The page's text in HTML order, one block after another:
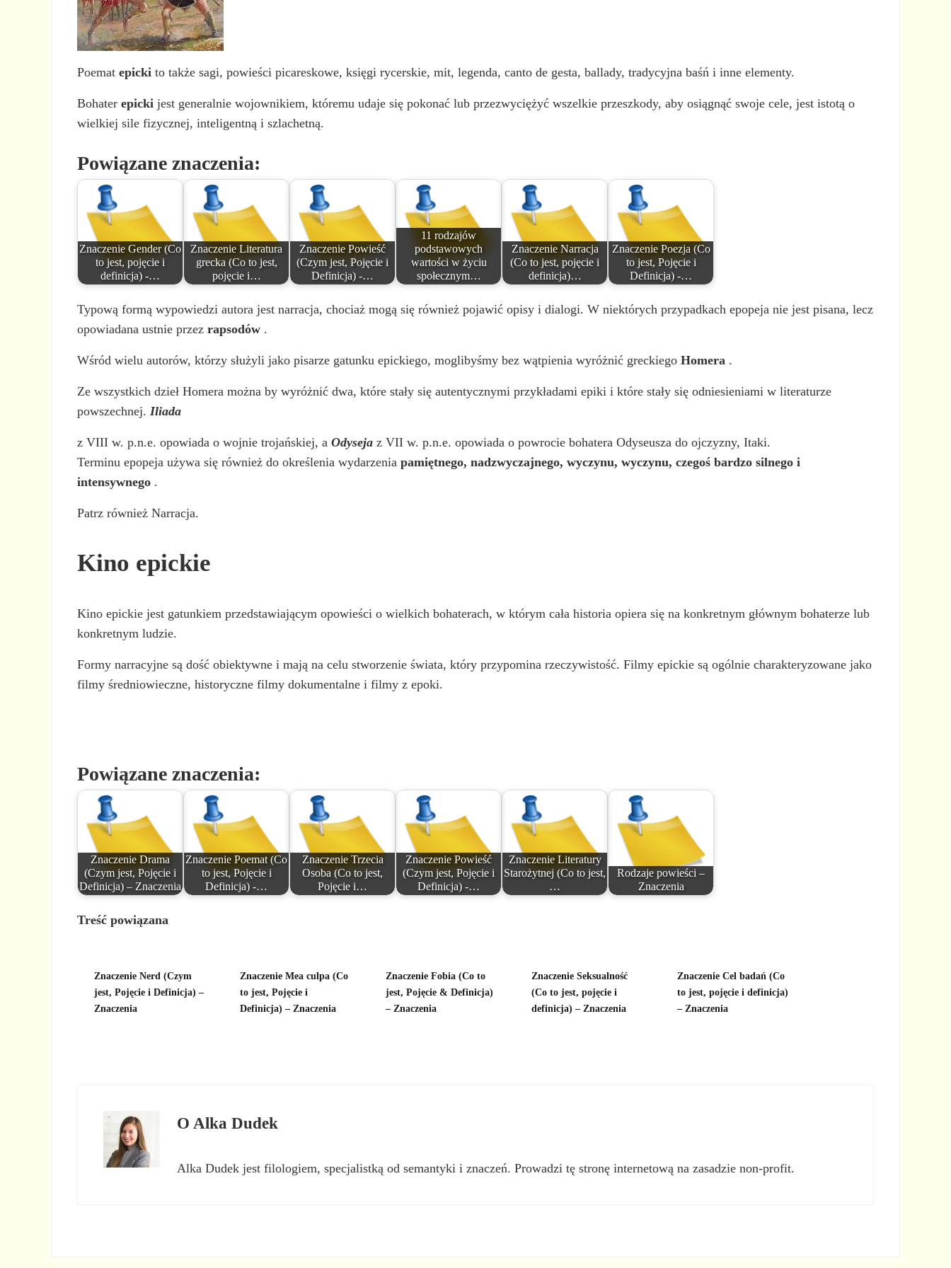
Poematepicki to także sagi, powieści picareskowe, księgi rycerskie, mit, legenda, canto de gesta, ballady, tradycyjna baśń i inne elementy.
Bohaterepicki jest generalnie wojownikiem, któremu udaje się pokonać lub przezwyciężyć wszelkie przeszkody, aby osiągnąć swoje cele, jest istotą o
wielkiej sile fizycznej, inteligentną i szlachetną.
Powiązane znaczenia:
Znaczenie Gender (Co
to jest, pojęcie i
definicja) -…
Znaczenie Literatura
grecka (Co to jest,
pojęcie i…
Znaczenie Powieść
(Czym jest, Pojęcie i
Definicja) -…
11 rodzajów
podstawowych
wartości w życiu
społecznym…
Znaczenie Narracja
(Co to jest, pojęcie i
definicja)…
Znaczenie Poezja (Co
to jest, Pojęcie i
Definicja) -…
Typową formą wypowiedzi autora jest narracja, chociaż mogą się również pojawić opisy i dialogi. W niektórych przypadkach epopeja nie jest pisana, lecz
opowiadana ustnie przezrapsodów .
Wśród wielu autorów, którzy służyli jako pisarze gatunku epickiego, moglibyśmy bez wątpienia wyróżnić greckiegoHomera .
Ze wszystkich dzieł Homera można by wyróżnić dwa, które stały się autentycznymi przykładami epiki i które stały się odniesieniami w literaturze
powszechnej. Iliada
z VIII w. p.n.e. opowiada o wojnie trojańskiej, aOdyseja z VII w. p.n.e. opowiada o powrocie bohatera Odyseusza do ojczyzny, Itaki.
Terminu epopeja używa się również do określenia wydarzeniapamiętnego, nadzwyczajnego, wyczynu, wyczynu, czegoś bardzo silnego i
intensywnego .
Patrz również Narracja.
Kino epickie
Kino epickie jest gatunkiem przedstawiającym opowieści o wielkich bohaterach, w którym cała historia opiera się na konkretnym głównym bohaterze lub
konkretnym ludzie.
Formy narracyjne są dość obiektywne i mają na celu stworzenie świata, który przypomina rzeczywistość. Filmy epickie są ogólnie charakteryzowane jako
filmy średniowieczne, historyczne filmy dokumentalne i filmy z epoki.
Powiązane znaczenia:
Znaczenie Drama
(Czym jest, Pojęcie i
Definicja) – Znaczenia
Znaczenie Poemat (Co
to jest, Pojęcie i
Definicja) -…
Znaczenie Trzecia
Osoba (Co to jest,
Pojęcie i…
Znaczenie Powieść
(Czym jest, Pojęcie i
Definicja) -…
Znaczenie Literatury
Starożytnej (Co to jest,
…
Rodzaje powieści –
Znaczenia
Treść powiązana
Znaczenie Nerd (Czym
jest, Pojęcie i Definicja) –
Znaczenia
Znaczenie Mea culpa (Co
to jest, Pojęcie i
Definicja) – Znaczenia
Znaczenie Fobia (Co to
jest, Pojęcie & Definicja)
– Znaczenia
Znaczenie Seksualność
(Co to jest, pojęcie i
definicja) – Znaczenia
Znaczenie Cel badań (Co
to jest, pojęcie i definicja)
– Znaczenia
OAlka Dudek
Alka Dudek jest filologiem, specjalistką od semantyki i znaczeń. Prowadzi tę stronę internetową na zasadzie non-profit.